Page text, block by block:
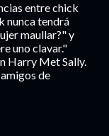
entre chick
nunca tendrá
maullar?" y
uno clavar."
Harry Met Sally.
de